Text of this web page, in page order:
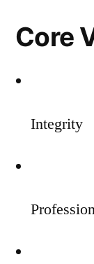
Core
Integrity